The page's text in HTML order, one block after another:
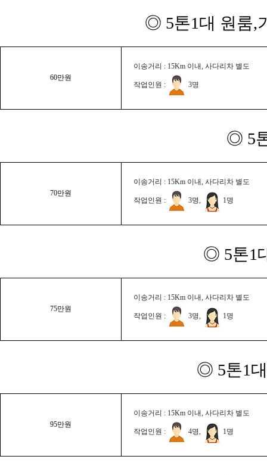
◎ 5톤1대 원룸,
60만원
이송거리 : 15Km 이내, 사다리차 별도
작업인원 : 3명
◎ 5
70만원
이송거리 : 15Km 이내, 사다리차 별도
작업인원 : 3명, 1명
◎ 5톤1
75만원
이송거리 : 15Km 이내, 사다리차 별도
작업인원 : 3명, 1명
◎ 5톤1
95만원
이송거리 : 15Km 이내, 사다리차 별도
작업인원 : 4명, 1명